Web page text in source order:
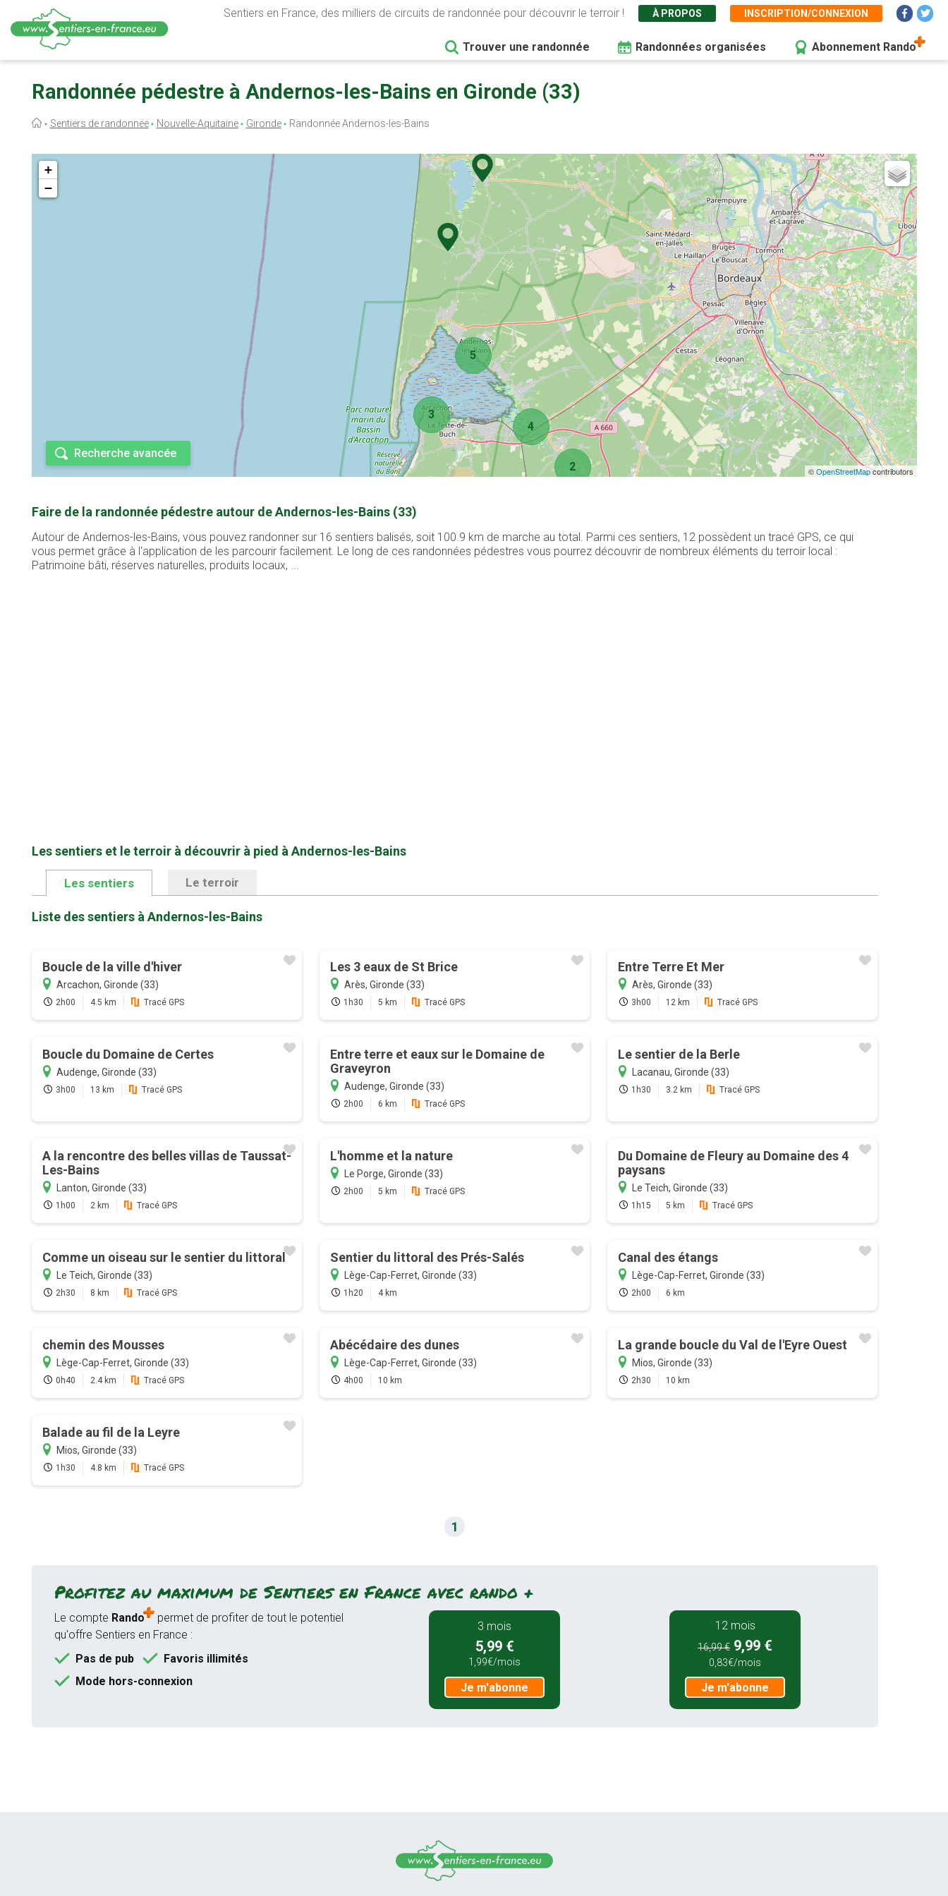
contenu
Sentiers en France, des milliers de circuits de randonnée pour découvrir le terroir ! À PROPOS INSCRIPTION/CONNEXION
Trouver une randonnée Randonnées organisées Abonnement Rando
Randonnée pédestre à Andernos-les-Bains en Gironde (33)
Fil
Sentiers de randonnée Nouvelle-Aquitaine Gironde Randonnée Andernos-les-Bains
2
3
4
5
+
−
©OpenStreetMapcontributors
Recherche avancée
Faire de la randonnée pédestre autour de Andernos-les-Bains (33)
Autour de Andernos-les-Bains, vous pouvez randonner sur 16 sentiers balisés, soit 100.9 km de marche au total. Parmi ces sentiers, 12 possèdent un tracé GPS, ce qui
vous permet grâce à l'application de les parcourir facilement. Le long de ces randonnées pédestres vous pourrez découvrir de nombreux éléments du terroir local :
Patrimoine bâti, réserves naturelles, produits locaux, ...
Les sentiers et le terroir à découvrir à pied à Andernos-les-Bains
Les sentiers Le terroir
Liste des sentiers à Andernos-les-Bains
Boucle de la ville d'hiver
Arcachon, Gironde (33)
2h00 4.5 km Tracé GPS
Les 3 eaux de St Brice
Arès, Gironde (33)
1h30 5 km Tracé GPS
Entre Terre Et Mer
Arès, Gironde (33)
3h00 12 km Tracé GPS
Boucle du Domaine de Certes
Audenge, Gironde (33)
3h00 13 km Tracé GPS
Entre terre et eaux sur le Domaine de
Graveyron
Audenge, Gironde (33)
2h00 6 km Tracé GPS
Le sentier de la Berle
Lacanau, Gironde (33)
1h30 3.2 km Tracé GPS
A la rencontre des belles villas de Taussat-
Les-Bains
Lanton, Gironde (33)
1h00 2 km Tracé GPS
L'homme et la nature
Le Porge, Gironde (33)
2h00 5 km Tracé GPS
Du Domaine de Fleury au Domaine des 4
paysans
Le Teich, Gironde (33)
1h15 5 km Tracé GPS
Comme un oiseau sur le sentier du littoral
Le Teich, Gironde (33)
2h30 8 km Tracé GPS
Sentier du littoral des Prés-Salés
Lège-Cap-Ferret, Gironde (33)
1h20 4 km
Canal des étangs
Lège-Cap-Ferret, Gironde (33)
2h00 6 km
chemin des Mousses
Lège-Cap-Ferret, Gironde (33)
0h40 2.4 km Tracé GPS
Abécédaire des dunes
Lège-Cap-Ferret, Gironde (33)
4h00 10 km
La grande boucle du Val de l'Eyre Ouest
Mios, Gironde (33)
2h30 10 km
Balade au fil de la Leyre
Mios, Gironde (33)
1h30 4.8 km Tracé GPS
1
Profitez au maximum de Sentiers en France avec rando +
Le compte Rando
permet de profiter de tout le potentiel
qu'offre Sentiers en France :
Pas de pub
Favoris illimités
Mode hors-connexion
3 mois
5,99 €
1,99€/mois
Je m'abonne
12 mois
16,99 € 9,99 €
0,83€/mois
Je m'abonne